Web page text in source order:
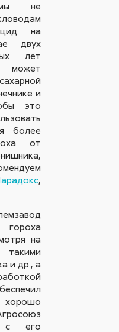
мы не
на
двух
лет
может
и
это
более
от
,
гороха
на
и др., а
хорошо
с его